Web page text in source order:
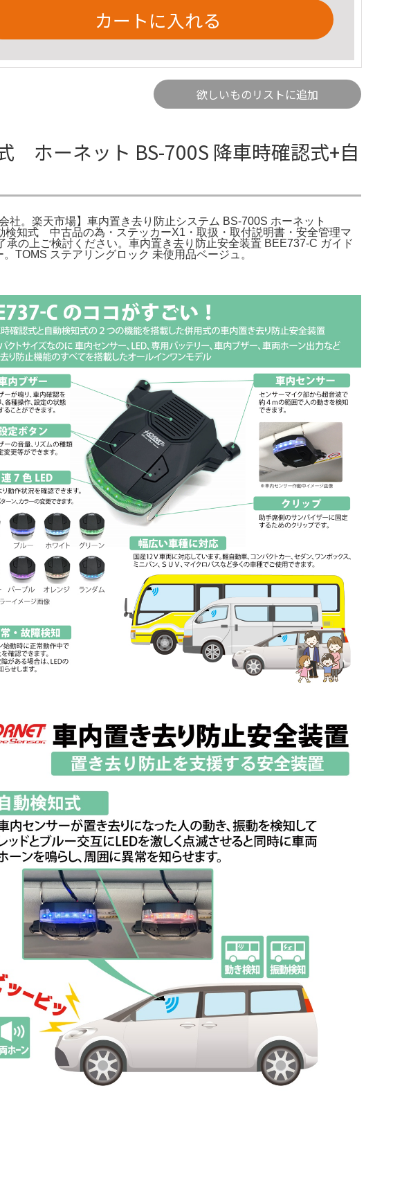
カートに入れる
欲しいものリストに追加
ホーネット BS-700S 降車時確認式+自
。楽天市場】車内置き去り防止システム BS-700S ホーネット
知式 中古品の為・ステッカーX1・取扱・取付説明書・安全管理マ
の上ご検討ください。車内置き去り防止安全装置 BEE737-C ガイド
TOMS ステアリングロック 未使用品ベージュ。